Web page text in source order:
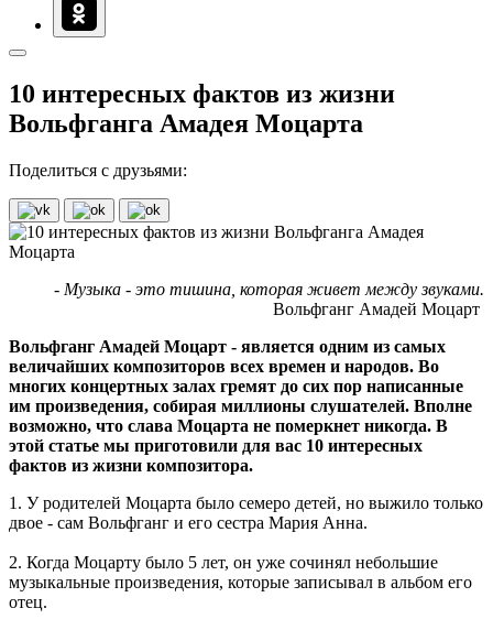
10 интересных фактов из жизни
Вольфганга Амадея Моцарта
Поделиться с друзьями:
- Музыка - это тишина, которая живет между звуками.
Вольфганг Амадей Моцарт
Вольфганг Амадей Моцарт - является одним из самых
величайших композиторов всех времен и народов. Во
многих концертных залах гремят до сих пор написанные
им произведения, собирая миллионы слушателей. Вполне
возможно, что слава Моцарта не померкнет никогда. В
этой статье мы приготовили для вас 10 интересных
фактов из жизни композитора.
1. У родителей Моцарта было семеро детей, но выжило только
двое - сам Вольфганг и его сестра Мария Анна.
2. Когда Моцарту было 5 лет, он уже сочинял небольшие
музыкальные произведения, которые записывал в альбом его
отец.